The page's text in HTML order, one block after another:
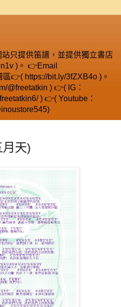
只提供笛譜，並提供獨立書店
)。 👉Email
👉( https://bit.ly/3fZXB4o )。
@freetatkin ) 👉( IG：
) 👉( Youtube：
天)